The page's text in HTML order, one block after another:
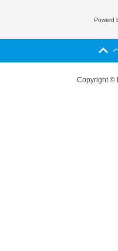
Powerd
Copyright ©